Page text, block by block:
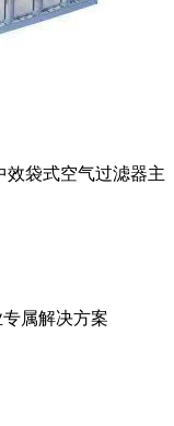
效袋式空气过滤器主
属解决方案